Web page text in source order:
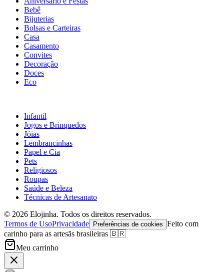
Bebê
Bijuterias
Bolsas e Carteiras
Casa
Casamento
Convites
Decoração
Doces
Eco
Infantil
Jogos e Brinquedos
Jóias
Lembrancinhas
Papel e Cia
Pets
Religiosos
Roupas
Saúde e Beleza
Técnicas de Artesanato
© 2026 Elojinha. Todos os direitos reservados.
Termos de UsoPrivacidade Preferências de cookies Feito com
carinho para as artesãs brasileiras 🇧🇷
Meu carrinho